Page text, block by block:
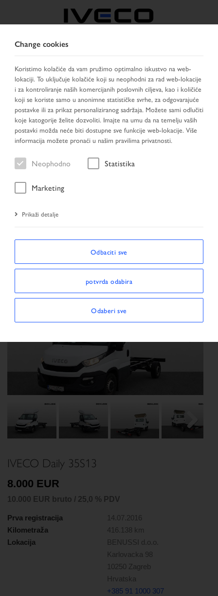
IZABERITE ZEMLJU PROMIJENI JEZIK
Toggle
navigation
MENU
Vozilo
Početna stranica
IVECO Daily 35S13
8.000 EUR
10.000 EUR bruto / 25,0 % PDV
Prva registracija
14.07.2016
Kilometraža
416.138 km
Lokacija
BENUSSI d.o.o.
Karlovacka 98
10250 Zagreb
Hrvatska
+385 91 1000 307
Change cookies
Koristimo kolačiće da vam pružimo optimalno iskustvo na web-
lokaciji. To uključuje kolačiće koji su neophodni za rad web-lokacije
i za kontroliranje naših komercijanih poslovnih ciljeva, kao i količiće
koji se koriste samo u anonimne statističke svrhe, za odgovarajuće
postavke ili za prikaz personaliziranog sadržaja. Možete sami odlučiti
koje katogorije želite dozvoliti. Imajte na umu da na temelju vaših
postavki možda neće biti dostupne sve funkcije web-lokacije. Više
informacija možete pronaći u našim pravilima privatnosti.
Neophodno Statistika
Marketing
Prikaži detalje
Odbaciti sve
potvrda odabira
Odaberi sve